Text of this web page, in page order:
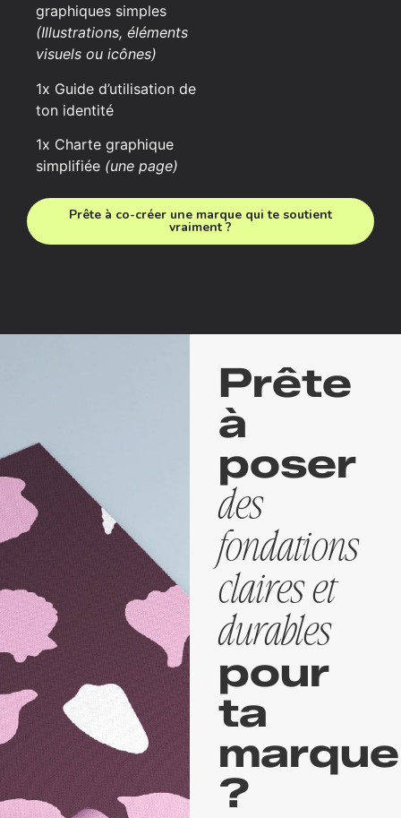
graphiques simples
(Illustrations, éléments
visuels ou icônes)
1x Guide d’utilisation de
ton identité
1x Charte graphique
simplifiée (une page)
Prête à co-créer une marque qui te soutient
vraiment ?
Prête
à
poser
des
fondations
claires et
durables
pour
ta
marque
?